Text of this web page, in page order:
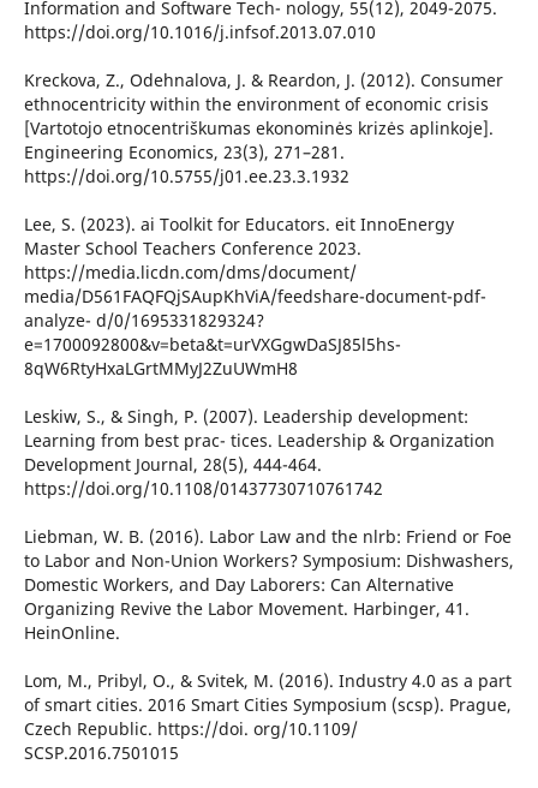
Information and Software Tech- nology, 55(12), 2049-2075.
https://doi.org/10.1016/j.infsof.2013.07.010
Kreckova, Z., Odehnalova, J. & Reardon, J. (2012). Consumer
ethnocentricity within the environment of economic crisis
[Vartotojo etnocentriškumas ekonominės krizės aplinkoje].
Engineering Economics, 23(3), 271–281.
https://doi.org/10.5755/j01.ee.23.3.1932
Lee, S. (2023). ai Toolkit for Educators. eit InnoEnergy
Master School Teachers Conference 2023.
https://media.licdn.com/dms/document/
media/D561FAQFQjSAupKhViA/feedshare-document-pdf-
analyze- d/0/1695331829324?
e=1700092800&v=beta&t=urVXGgwDaSJ85l5hs-
8qW6RtyHxaLGrtMMyJ2ZuUWmH8
Leskiw, S., & Singh, P. (2007). Leadership development:
Learning from best prac- tices. Leadership & Organization
Development Journal, 28(5), 444-464.
https://doi.org/10.1108/01437730710761742
Liebman, W. B. (2016). Labor Law and the nlrb: Friend or Foe
to Labor and Non-Union Workers? Symposium: Dishwashers,
Domestic Workers, and Day Laborers: Can Alternative
Organizing Revive the Labor Movement. Harbinger, 41.
HeinOnline.
Lom, M., Pribyl, O., & Svitek, M. (2016). Industry 4.0 as a part
of smart cities. 2016 Smart Cities Symposium (scsp). Prague,
Czech Republic. https://doi. org/10.1109/
SCSP.2016.7501015